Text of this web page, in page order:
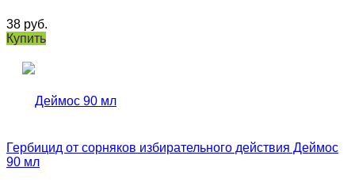
38 руб.
Купить
Гербицид от сорняков избирательного действия Деймос
90 мл